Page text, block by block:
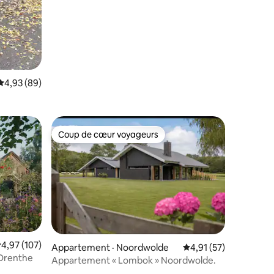
moyenne de 4,93 sur 5, 89 commentaires
4,93 (89)
moyenne de 4,97 sur 5, 107 commentaires
4,97 (107)
Coup de cœur voyageurs
Coup de cœur voyageurs
Appartement · Noordwolde Note moyenne de
4,91 (57)
Appartement « Lombok » Noordwolde.